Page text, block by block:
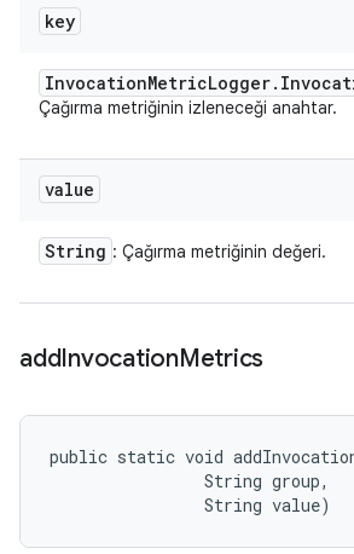
key
InvocationMetricLogger.
Çağırma metriğinin izleneceği anahtar.
value
String : Çağırma metriğinin değeri.
addInvocationMetrics
public static void
                String group,
                String value)